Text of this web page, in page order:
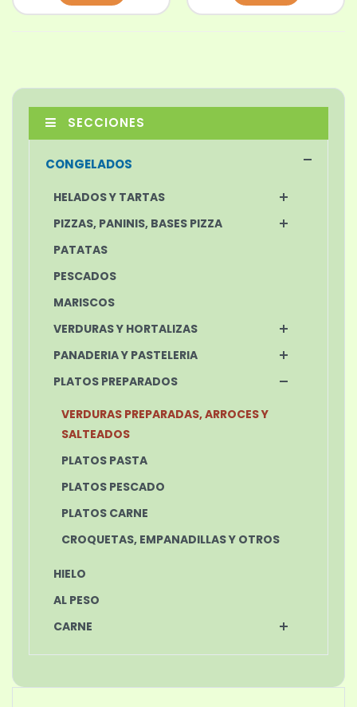
SECCIONES
CONGELADOS
HELADOS Y TARTAS
PIZZAS, PANINIS, BASES PIZZA
PATATAS
PESCADOS
MARISCOS
VERDURAS Y HORTALIZAS
PANADERIA Y PASTELERIA
PLATOS PREPARADOS
VERDURAS PREPARADAS, ARROCES Y
SALTEADOS
PLATOS PASTA
PLATOS PESCADO
PLATOS CARNE
CROQUETAS, EMPANADILLAS Y OTROS
HIELO
AL PESO
CARNE